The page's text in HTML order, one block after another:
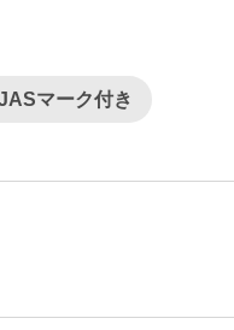
マーク付き